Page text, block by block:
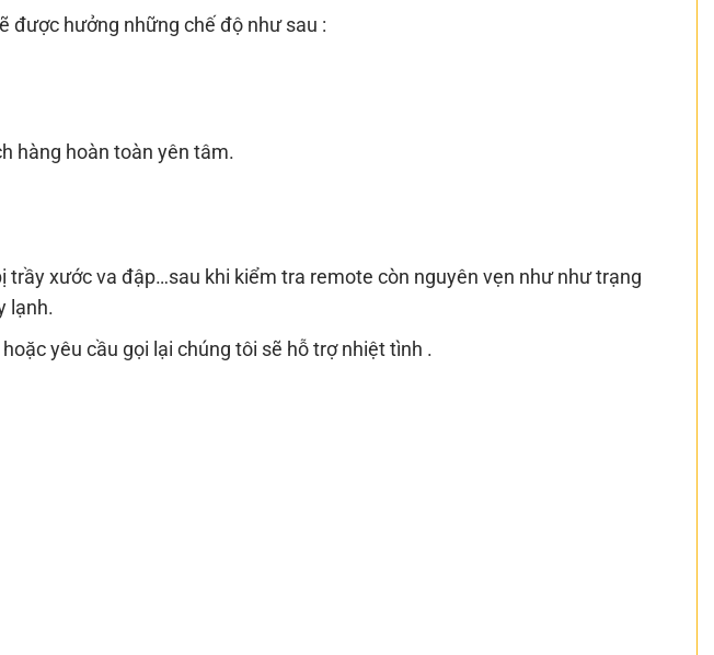
được hưởng những chế độ như sau :
hàng hoàn toàn yên tâm.
xước va đập…sau khi kiểm tra remote còn nguyên vẹn như như trạng
lạnh.
yêu cầu gọi lại chúng tôi sẽ hỗ trợ nhiệt tình .